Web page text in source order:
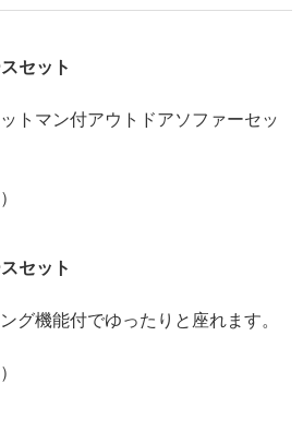
セット
トマン付アウトドアソファーセッ
セット
グ機能付でゆったりと座れます。